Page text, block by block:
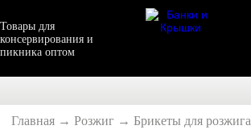
Товары для
консервирования и
пикника оптом
Главная → Розжиг → Брикеты для розжига